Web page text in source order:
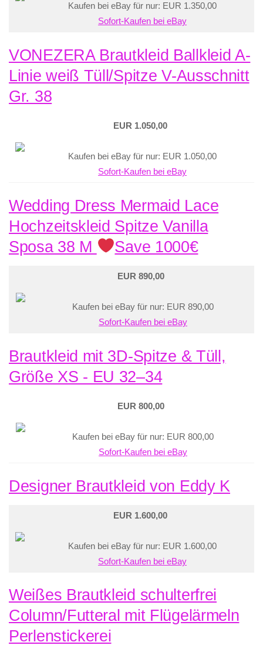
Kaufen bei eBay für nur: EUR 1.350,00
Sofort-Kaufen bei eBay
VONEZERA Brautkleid Ballkleid A-
Linie weiß Tüll/Spitze V-Ausschnitt
Gr. 38
EUR 1.050,00
Kaufen bei eBay für nur: EUR 1.050,00
Sofort-Kaufen bei eBay
Wedding Dress Mermaid Lace
Hochzeitskleid Spitze Vanilla
Sposa 38 M
Save 1000€
EUR 890,00
Kaufen bei eBay für nur: EUR 890,00
Sofort-Kaufen bei eBay
Brautkleid mit 3D-Spitze & Tüll,
Größe XS - EU 32–34
EUR 800,00
Kaufen bei eBay für nur: EUR 800,00
Sofort-Kaufen bei eBay
Designer Brautkleid von Eddy K
EUR 1.600,00
Kaufen bei eBay für nur: EUR 1.600,00
Sofort-Kaufen bei eBay
Weißes Brautkleid schulterfrei
Column/Futteral mit Flügelärmeln
Perlenstickerei